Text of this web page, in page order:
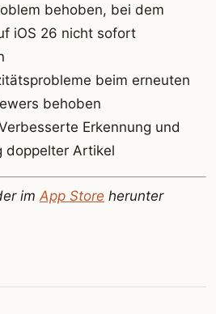
behoben, bei dem
iOS 26 nicht sofort
beim erneuten
behoben
Erkennung und
doppelter Artikel
im App Store herunter